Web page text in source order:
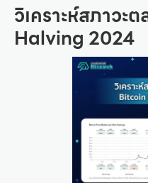
วิเคราะห์สภาวะ
Halving 2024